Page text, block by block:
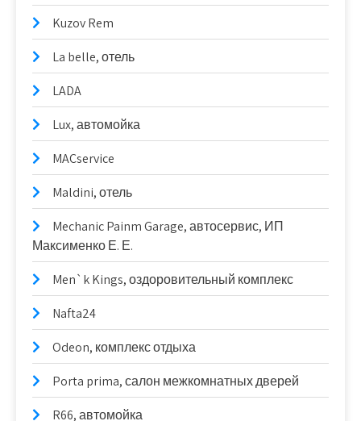
Kuzov Rem
La belle, отель
LADA
Lux, автомойка
MACservice
Maldini, отель
Mechanic Painm Garage, автосервис, ИП
Максименко Е. Е.
Men`k Kings, оздоровительный комплекс
Nafta24
Odeon, комплекс отдыха
Porta prima, салон межкомнатных дверей
R66, автомойка